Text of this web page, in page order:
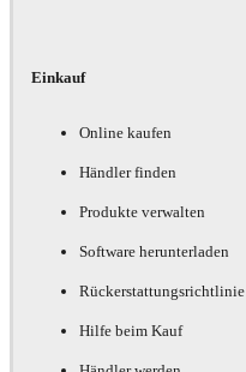
Einkauf
Online kaufen
Händler finden
Produkte verwalten
Software herunterladen
Rückerstattungsrichtlinie
Hilfe beim Kauf